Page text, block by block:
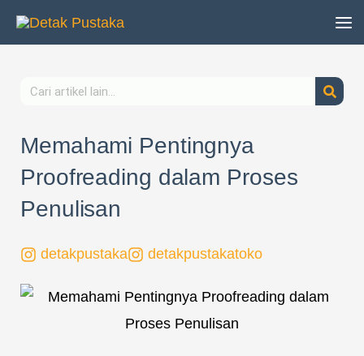
Lewati
Search
Memahami Pentingnya
Proofreading dalam Proses
Penulisan
detakpustaka detakpustakatoko